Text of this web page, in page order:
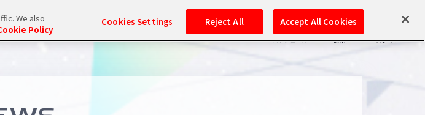
スケジュール 検索 ログイン
We also
Policy
Cookies Settings Reject All Accept All Cookies